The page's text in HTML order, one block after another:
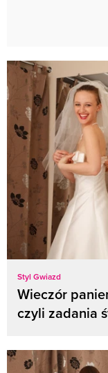
Styl Gwiazd
Wieczór
czyli zadania